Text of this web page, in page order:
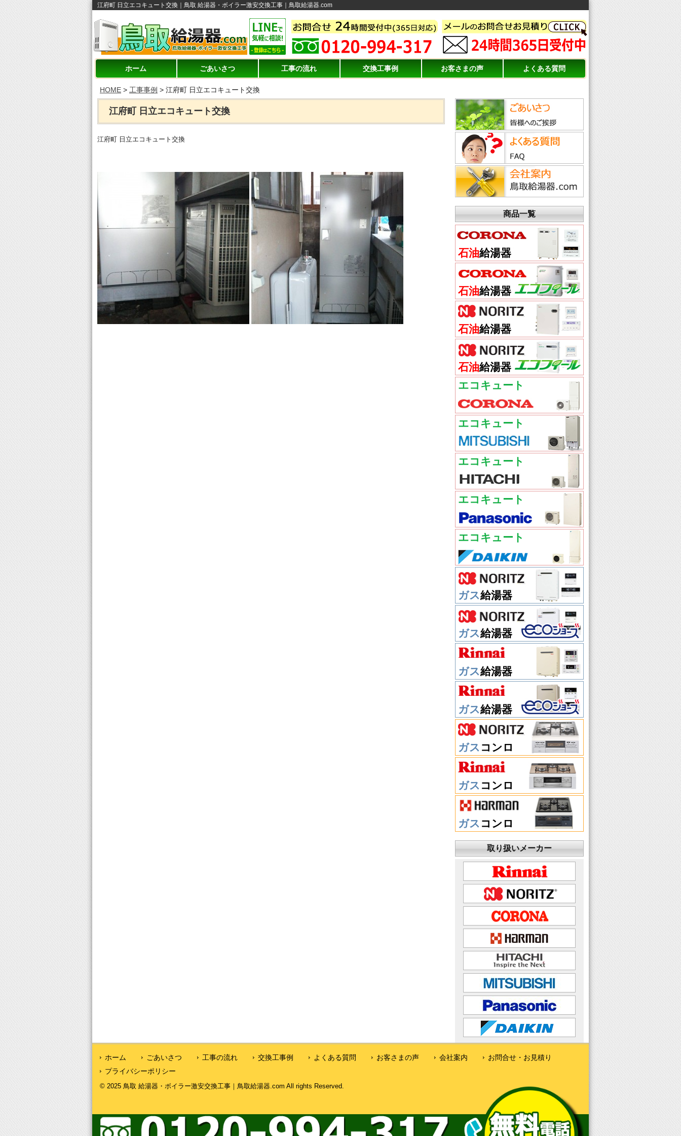
江府町 日立エコキュート交換｜鳥取 給湯器・ボイラー激安交換工事｜鳥取給湯器.com
ホーム ごあいさつ 工事の流れ 交換工事例 お客さまの声 よくある質問
HOME > 工事事例 > 江府町 日立エコキュート交換
江府町 日立エコキュート交換
江府町 日立エコキュート交換
商品一覧
石油給湯器
石油給湯器
石油給湯器
石油給湯器
エコキュート
エコキュート
エコキュート
エコキュート
エコキュート
ガス給湯器
ガス給湯器
ガス給湯器
ガス給湯器
ガス コンロ
ガス コンロ
ガス コンロ
取り扱いメーカー
ホーム ごあいさつ 工事の流れ 交換工事例 よくある質問 お客さまの声 会社案内
お問合せ・お見積り
プライバシーポリシー
© 2025 鳥取 給湯器・ボイラー激安交換工事｜鳥取給湯器.com All rights Reserved.